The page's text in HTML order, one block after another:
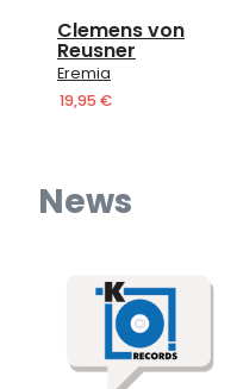
Clemens von
Reusner
Eremia
19,95 €
News